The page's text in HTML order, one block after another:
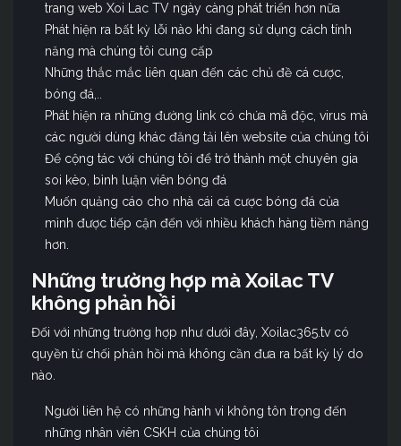
trang web Xoi Lac TV ngày càng phát triển hơn nữa
Phát hiện ra bất kỳ lỗi nào khi đang sử dụng cách tính
năng mà chúng tôi cung cấp
Những thắc mắc liên quan đến các chủ đề cá cược,
bóng đá,..
Phát hiện ra những đường link có chứa mã độc, virus mà
các người dùng khác đăng tải lên website của chúng tôi
Để cộng tác với chúng tôi để trở thành một chuyên gia
soi kèo, bình luận viên bóng đá
Muốn quảng cáo cho nhà cái cá cược bóng đá của
mình được tiếp cận đến với nhiều khách hàng tiềm năng
hơn.
Những trường hợp mà Xoilac TV
không phản hồi
Đối với những trường hợp như dưới đây, Xoilac365.tv có
quyền từ chối phản hồi mà không cần đưa ra bất kỳ lý do
nào.
Người liên hệ có những hành vi không tôn trọng đến
những nhân viên CSKH của chúng tôi